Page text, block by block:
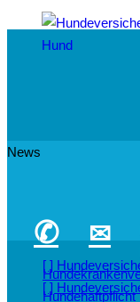
✆ ✉
Hundehaftpflicht
News
[ ]
[ ]